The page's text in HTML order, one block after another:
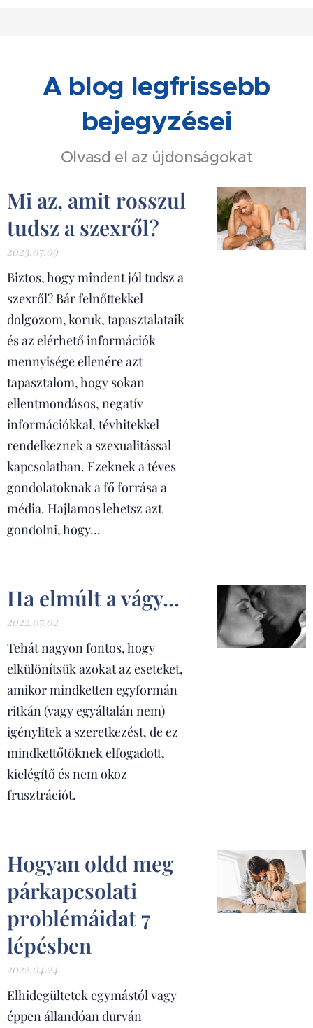
A blog legfrissebb
bejegyzései
Olvasd el az újdonságokat
Mi az, amit rosszul
tudsz a szexről?
2023.07.09
Biztos, hogy mindent jól tudsz a
szexről? Bár felnőttekkel
dolgozom, koruk, tapasztalataik
és az elérhető információk
mennyisége ellenére azt
tapasztalom, hogy sokan
ellentmondásos, negatív
információkkal, tévhitekkel
rendelkeznek a szexualitással
kapcsolatban. Ezeknek a téves
gondolatoknak a fő forrása a
média. Hajlamos lehetsz azt
gondolni, hogy...
Ha elmúlt a vágy...
2022.07.02
Tehát nagyon fontos, hogy
elkülönítsük azokat az eseteket,
amikor mindketten egyformán
ritkán (vagy egyáltalán nem)
igénylitek a szeretkezést, de ez
mindkettőtöknek elfogadott,
kielégítő és nem okoz
frusztrációt.
Hogyan oldd meg
párkapcsolati
problémáidat 7
lépésben
2022.04.24
Elhidegültetek egymástól vagy
éppen állandóan durván